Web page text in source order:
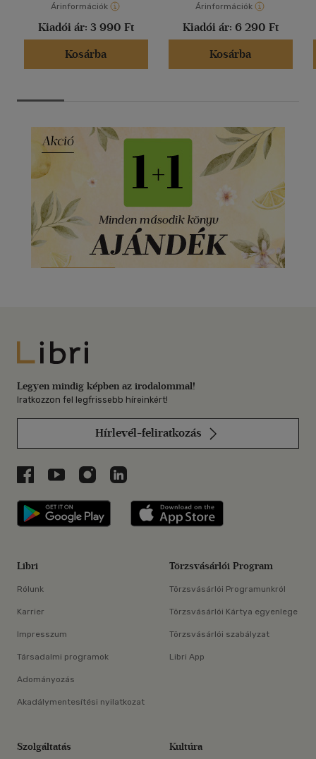
Árinformációk
Kiadói ár: 3 990 Ft
Kosárba
Árinformációk
Kiadói ár: 6 290 Ft
Kosárba
Libri
Legyen mindig képben az irodalommal!
Iratkozzon fel legfrissebb híreinkért!
Hírlevél-feliratkozás
Libri a Facebookon
Libri a Youtube-on
Libri az Instagramon
Libri a LinkedInen
Libri applikáció Szerezd meg: Google
Libri
Rólunk
Karrier
Impresszum
Társadalmi programok
Adományozás
Akadálymentesítési nyilatkozat
Törzsvásárlói Program
Törzsvásárlói Programunkról
Törzsvásárlói Kártya egyenlege
Törzsvásárlói szabályzat
Libri App
Szolgáltatás Kultúra